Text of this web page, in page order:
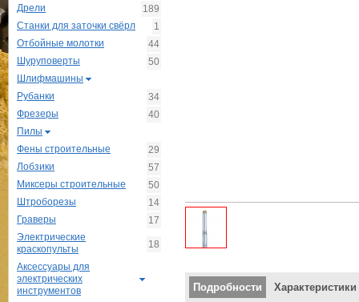
Вертикальные вкладки
Подробности Характеристики
Дрели
189
Станки для заточки свёрл
1
Отбойные молотки
44
Шуруповерты
50
Шлифмашины
Рубанки
34
Фрезеры
40
Пилы
Фены строительные
29
Лобзики
57
Миксеры строительные
50
Штроборезы
14
Граверы
17
Электрические
краскопульты
18
Аксессуары для
электрических
инструментов